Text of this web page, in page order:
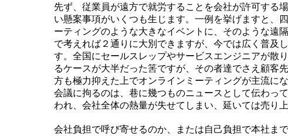
先ず、従業員が遠方で就労することを会社が許可する
い懸案事項がいくつも生じます。一例を挙げますと、
ーティングのような大きなイベントに、そのような遠
で考えれば２通りに大別できますが、今では広く普及
す。全国にセールスレップやサービスエンジニアが散
るケースが大半だった筈ですが、その者達でさえ顧客
方も極力抑えた上でオンラインミーティングが主流に
会議に拘るのは、巷に幾つものニュースとして伝わっ
われ、会社全体の熱量が失せてしまい、延いては売り
会社負担で呼び寄せるのか、または自己負担で本社ま